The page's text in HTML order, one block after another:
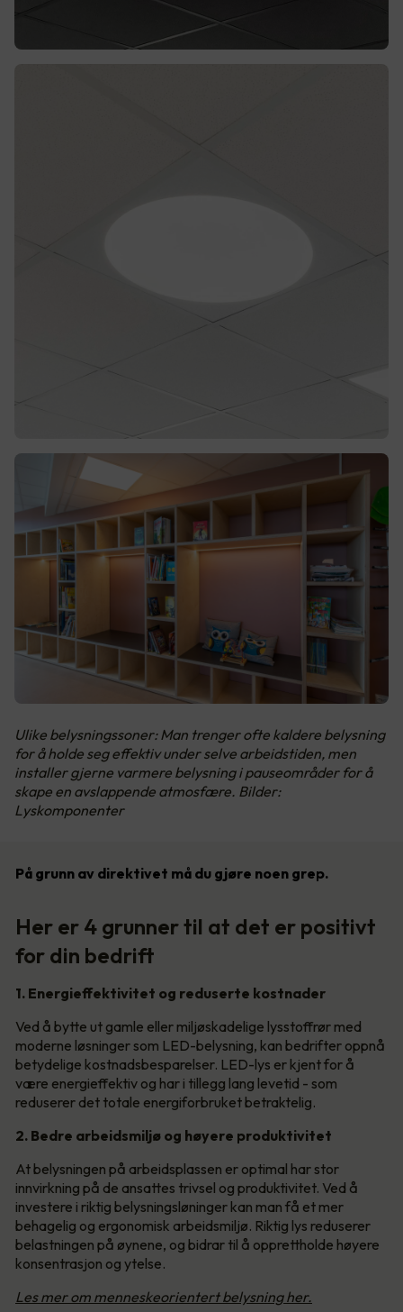
Ulike belysningssoner: Man trenger ofte kaldere belysning
for å holde seg effektiv under selve arbeidstiden, men
installer gjerne varmere belysning i pauseområder for å
skape en avslappende atmosfære. Bilder:
Lyskomponenter
På grunn av direktivet må du gjøre noen grep.
Her er 4 grunner til at det er positivt
for din bedrift
1. Energieffektivitet og reduserte kostnader
Ved å bytte ut gamle eller miljøskadelige lysstoffrør med
moderne løsninger som LED-belysning, kan bedrifter oppnå
betydelige kostnadsbesparelser. LED-lys er kjent for å
være energieffektiv og har i tillegg lang levetid - som
reduserer det totale energiforbruket betraktelig.
2. Bedre arbeidsmiljø og høyere produktivitet
At belysningen på arbeidsplassen er optimal har stor
innvirkning på de ansattes trivsel og produktivitet. Ved å
investere i riktig belysningsløninger kan man få et mer
behagelig og ergonomisk arbeidsmiljø. Riktig lys reduserer
belastningen på øynene, og bidrar til å opprettholde høyere
konsentrasjon og ytelse.
Les mer om menneskeorientert belysning her.